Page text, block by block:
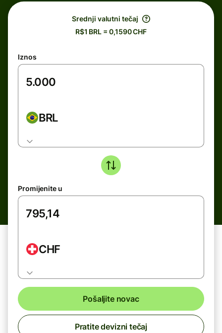
Srednji valutni tečaj
R$1 BRL = 0,1590 CHF
Iznos
BRL
Promijenite u
CHF
Pošaljite novac
Pratite devizni tečaj